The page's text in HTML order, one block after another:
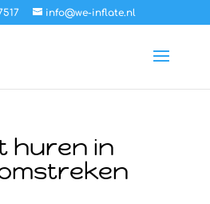
info@we-inflate.nl
huren in